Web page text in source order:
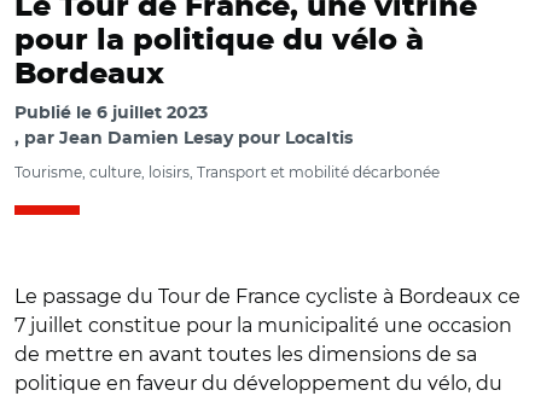
Le Tour de France, une vitrine
pour la politique du vélo à
Bordeaux
Publié le 6 juillet 2023
par Jean Damien Lesay pour Localtis
Tourisme, culture, loisirs, Transport et mobilité décarbonée
Le passage du Tour de France cycliste à Bordeaux ce
7 juillet constitue pour la municipalité une occasion
de mettre en avant toutes les dimensions de sa
politique en faveur du développement du vélo, du